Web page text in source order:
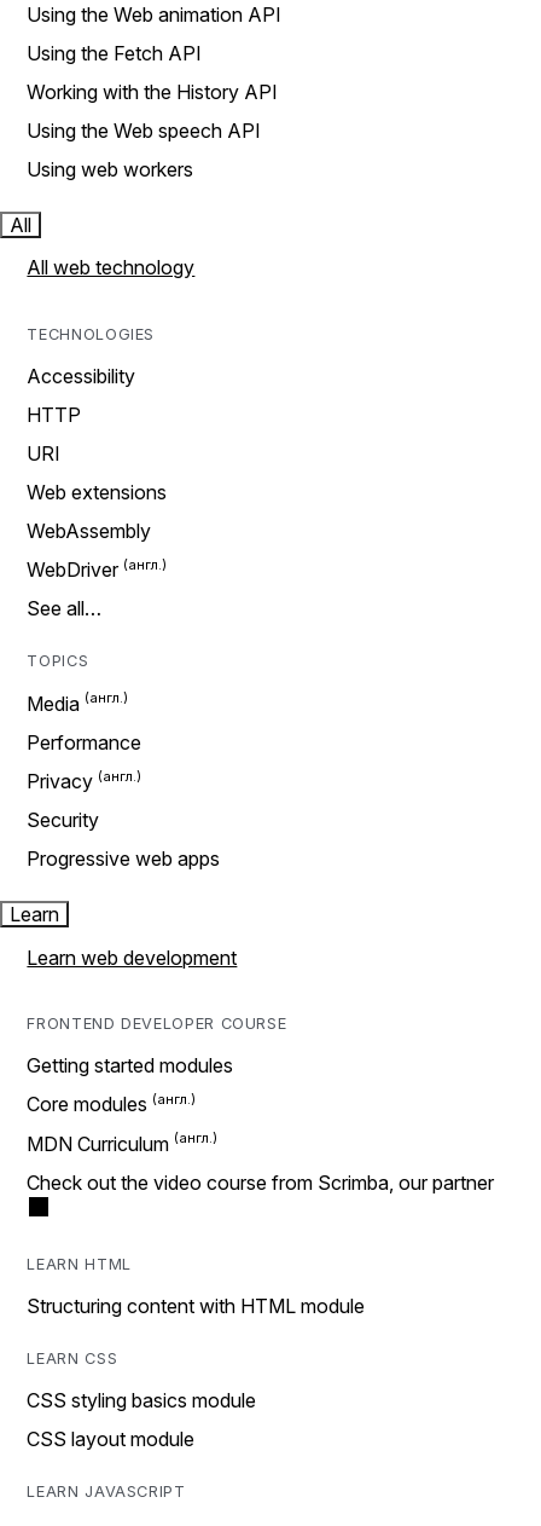
Using the Web animation API
Using the Fetch API
Working with the History API
Using the Web speech API
Using web workers
All
All web technology
TECHNOLOGIES
Accessibility
HTTP
URI
Web extensions
WebAssembly
WebDriver
See all…
TOPICS
Media
Performance
Privacy
Security
Progressive web apps
Learn
Learn web development
FRONTEND DEVELOPER COURSE
Getting started modules
Core modules
MDN Curriculum
Check out the video course from Scrimba, our partner
LEARN HTML
Structuring content with HTML module
LEARN CSS
CSS styling basics module
CSS layout module
LEARN JAVASCRIPT